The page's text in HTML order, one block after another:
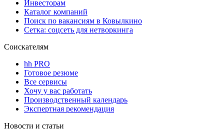
Инвесторам
Каталог компаний
Поиск по вакансиям в Ковылкино
Сетка: соцсеть для нетворкинга
Соискателям
hh PRO
Готовое резюме
Все сервисы
Хочу у вас работать
Производственный календарь
Экспертная рекомендация
Новости и статьи